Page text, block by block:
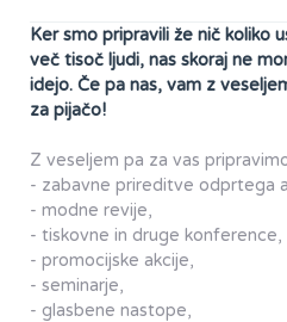
Ker smo pripravili že nič koliko
več tisoč ljudi, nas skoraj ne
idejo. Če pa nas, vam z
za pijačo!
Z veseljem pa za vas
- zabavne prireditve odprtega
- modne revije,
- tiskovne in druge konference,
- promocijske akcije,
- seminarje,
- glasbene nastope,